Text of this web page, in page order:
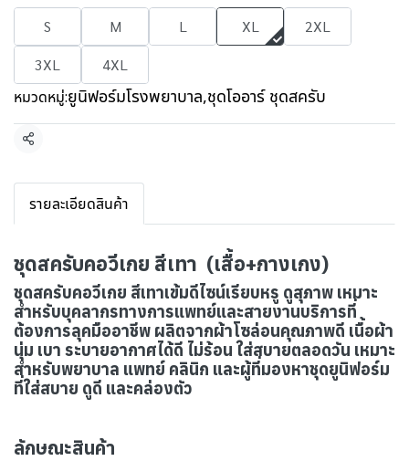
S M L XL
2XL
3XL
4XL
หมวดหมู่:ยูนิฟอร์มโรงพยาบาล,ชุดโออาร์ ชุดสครับ
แชร์
รายละเอียดสินค้า
ชุดสครับคอวีเกย สีเทา (เสื้อ+กางเกง)
ชุดสครับคอวีเกย สีเทาเข้มดีไซน์เรียบหรู ดูสุภาพ เหมาะ
สำหรับบุคลากรทางการแพทย์และสายงานบริการที่
ต้องการลุคมืออาชีพ ผลิตจากผ้าโซล่อนคุณภาพดี เนื้อผ้า
นุ่ม เบา ระบายอากาศได้ดี ไม่ร้อน ใส่สบายตลอดวัน เหมาะ
สำหรับพยาบาล แพทย์ คลินิก และผู้ที่มองหาชุดยูนิฟอร์ม
ที่ใส่สบาย ดูดี และคล่องตัว
ลักษณะสินค้า